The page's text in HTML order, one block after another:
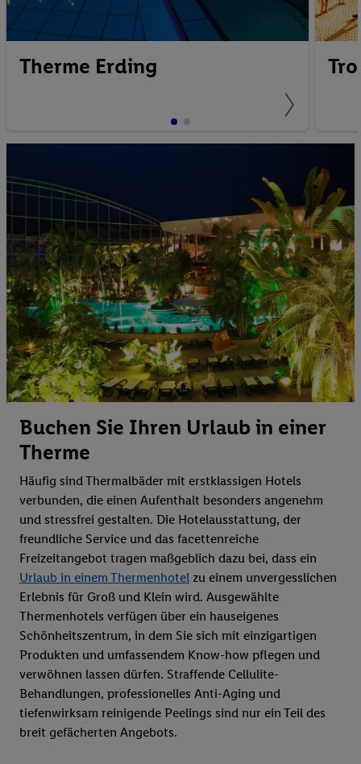
Therme Erding
Buchen Sie Ihren Urlaub in einer
Therme
Häufig sind Thermalbäder mit erstklassigen Hotels
verbunden, die einen Aufenthalt besonders angenehm
und stressfrei gestalten. Die Hotelausstattung, der
freundliche Service und das facettenreiche
Freizeitangebot tragen maßgeblich dazu bei, dass ein
Urlaub in einem Thermenhotel zu einem unvergesslichen
Erlebnis für Groß und Klein wird. Ausgewählte
Thermenhotels verfügen über ein hauseigenes
Schönheitszentrum, in dem Sie sich mit einzigartigen
Produkten und umfassendem Know-how pflegen und
verwöhnen lassen dürfen. Straffende Cellulite-
Behandlungen, professionelles Anti-Aging und
tiefenwirksam reinigende Peelings sind nur ein Teil des
breit gefächerten Angebots.